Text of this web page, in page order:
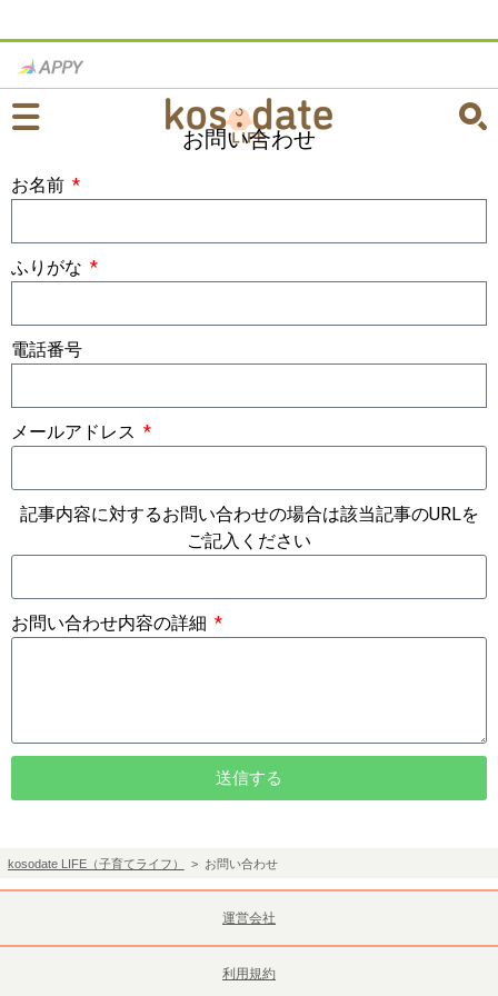
お問い合わせ
お名前
ふりがな
電話番号
メールアドレス
記事内容に対するお問い合わせの場合は該当記事のURLを
ご記入ください
お問い合わせ内容の詳細
送信する
kosodate LIFE（子育てライフ） > お問い合わせ
運営会社
利用規約